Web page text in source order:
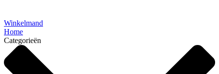
Winkelmand
Home
Categorieën